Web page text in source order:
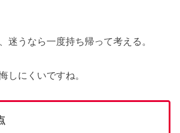
迷うなら一度持ち帰って考える。
しにくいですね。